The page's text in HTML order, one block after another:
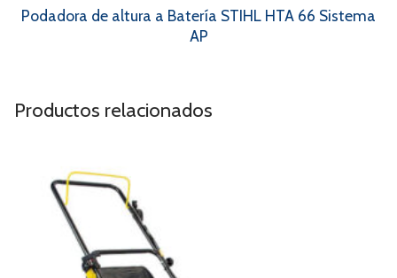
Podadora de altura a Batería STIHL HTA 66 Sistema
AP
Productos relacionados